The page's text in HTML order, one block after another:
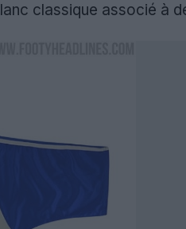
classique associé à